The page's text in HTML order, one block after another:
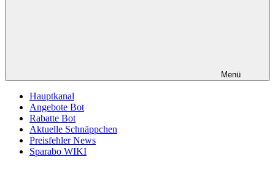
Menü
Hauptkanal
Angebote Bot
Rabatte Bot
Aktuelle Schnäppchen
Preisfehler News
Sparabo WIKI